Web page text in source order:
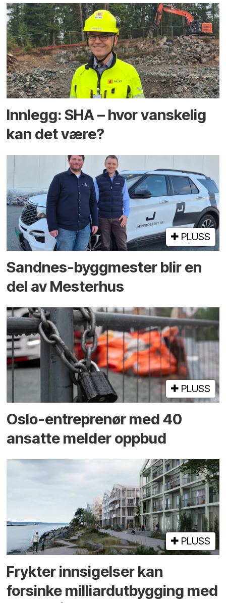
Innlegg: SHA – hvor vanskelig
kan det være?
PLUSS
Sandnes-byggmester blir en
del av Mesterhus
PLUSS
Oslo-entreprenør med 40
ansatte melder oppbud
PLUSS
Frykter innsigelser kan
forsinke milliard­utbygging med